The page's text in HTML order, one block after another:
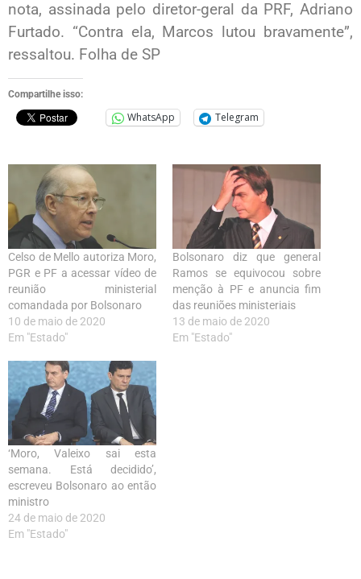
nota, assinada pelo diretor-geral da PRF, Adriano
Furtado. “Contra ela, Marcos lutou bravamente”,
ressaltou. Folha de SP
Compartilhe isso:
WhatsApp Telegram
Celso de Mello autoriza Moro,
PGR e PF a acessar vídeo de
reunião ministerial
comandada por Bolsonaro
10 de maio de 2020
Em "Estado"
Bolsonaro diz que general
Ramos se equivocou sobre
menção à PF e anuncia fim
das reuniões ministeriais
13 de maio de 2020
Em "Estado"
‘Moro, Valeixo sai esta
semana. Está decidido’,
escreveu Bolsonaro ao então
ministro
24 de maio de 2020
Em "Estado"